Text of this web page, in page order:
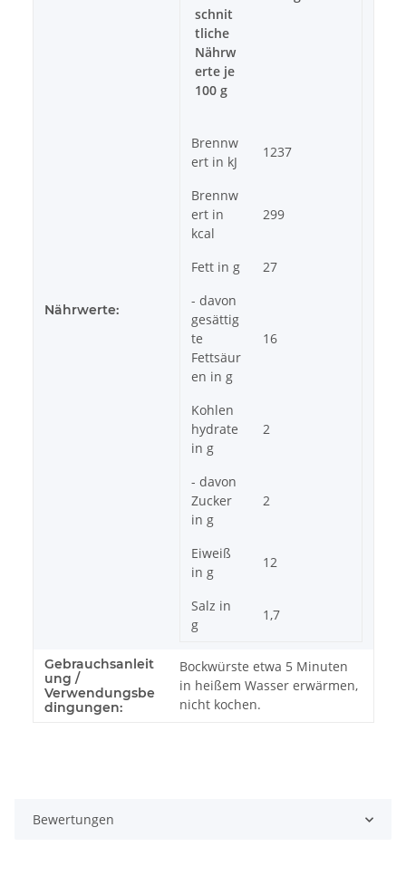
Nährwerte:
schnit
tliche
Nährw
erte je
100 g
Brennw
ert in kJ
1237
Brennw
ert in
kcal
299
Fett in g
27
- davon
gesättig
te
Fettsäur
en in g
16
Kohlen
hydrate
in g
2
- davon
Zucker
in g
2
Eiweiß
in g
12
Salz in
g
1,7
Gebrauchsanleit
ung /
Verwendungsbe
dingungen:
Bockwürste etwa 5 Minuten
in heißem Wasser erwärmen,
nicht kochen.
Bewertungen